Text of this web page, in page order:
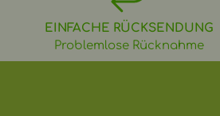
EINFACHE RÜCKSENDUNG
Problemlose Rücknahme